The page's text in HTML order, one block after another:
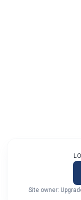
Site owner: